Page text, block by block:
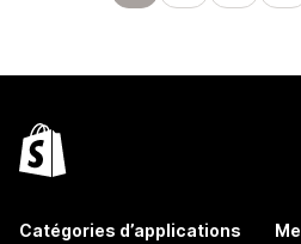
Catégories d’applications